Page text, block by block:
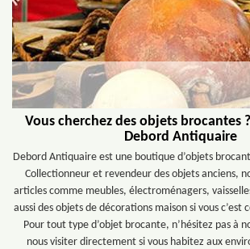
Vous cherchez des objets brocantes
Debord Antiquaire
Debord Antiquaire est une boutique d’objets
Collectionneur et revendeur des objets anciens,
articles comme meubles, électroménagers,
aussi des objets de décorations maison si vous c’est
Pour tout type d’objet brocante, n’hésitez pas à
nous visiter directement si vous habitez aux